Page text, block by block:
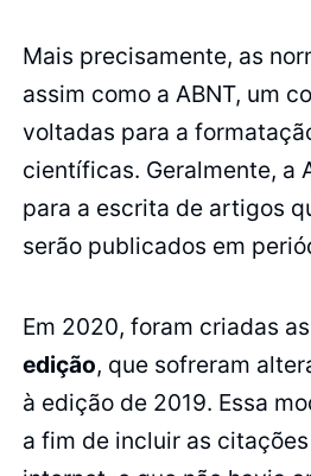
Mais precisamente, as
assim como a ABNT, um
voltadas para a
científicas. Geralmente, a
para a escrita de artigos
serão publicados em
Em 2020, foram criadas as
edição, que sofreram
à edição de 2019. Essa
a fim de incluir as